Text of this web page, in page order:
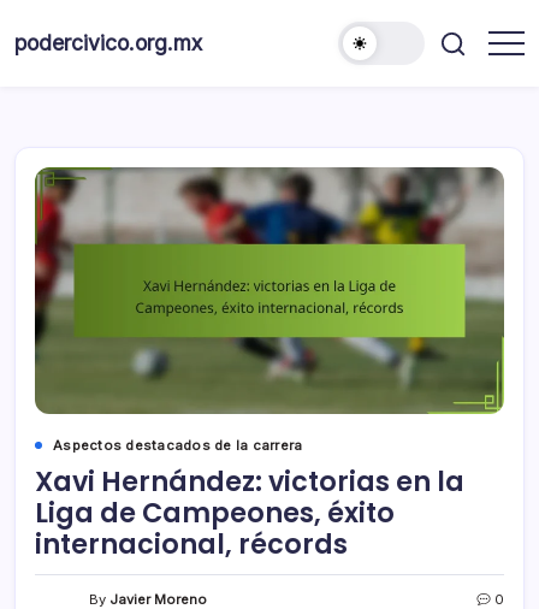
podercivico.org.mx
Aspectos destacados de la carrera
Xavi Hernández: victorias en la
Liga de Campeones, éxito
internacional, récords
By Javier Moreno
0